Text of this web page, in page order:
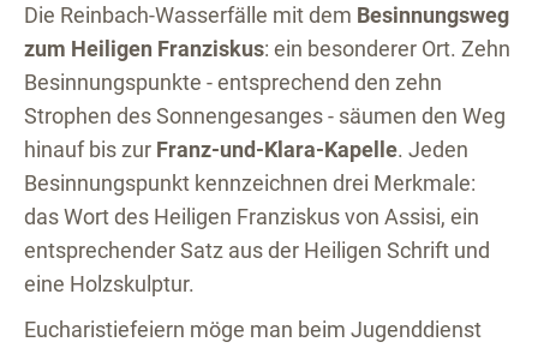
Die Reinbach-Wasserfälle mit dem Besinnungsweg
zum Heiligen Franziskus: ein besonderer Ort. Zehn
Besinnungspunkte - entsprechend den zehn
Strophen des Sonnengesanges - säumen den Weg
hinauf bis zur Franz-und-Klara-Kapelle. Jeden
Besinnungspunkt kennzeichnen drei Merkmale:
das Wort des Heiligen Franziskus von Assisi, ein
entsprechender Satz aus der Heiligen Schrift und
eine Holzskulptur.
Eucharistiefeiern möge man beim Jugenddienst